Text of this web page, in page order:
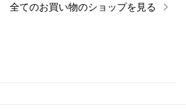
全てのお買い物のショップを見る